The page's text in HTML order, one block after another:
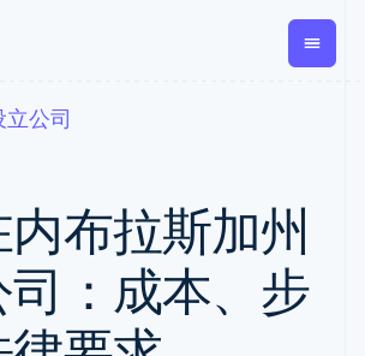
营收
经常性收入
Metronome
按用量计费
Subscriptions
订阅管理
Invoicing
Global
Payouts
向第三
方打款
Crypto
按企业阶段
按应用场景
智能体商务
文档
库与 SDK
Stripe Apps
指南
学习
指南
支持
立公司
布拉斯加州
：成本、步